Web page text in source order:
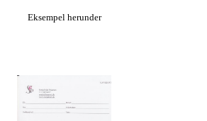
Eksempel herunder